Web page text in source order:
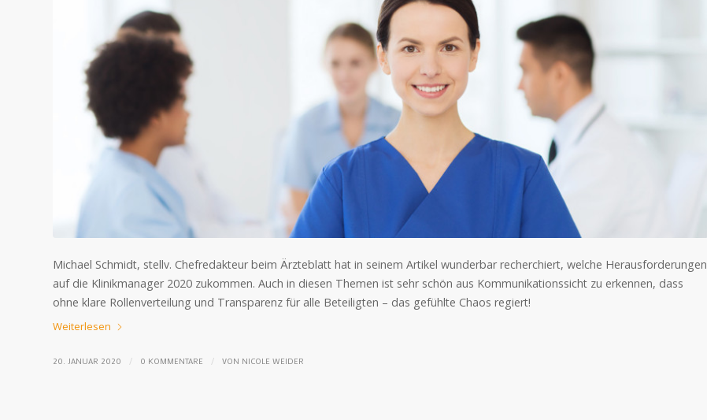
Michael Schmidt, stellv. Chefredakteur beim Ärzteblatt hat in seinem Artikel wunderbar recherchiert, welche Herausforderungen
auf die Klinikmanager 2020 zukommen. Auch in diesen Themen ist sehr schön aus Kommunikationssicht zu erkennen, dass
ohne klare Rollenverteilung und Transparenz für alle Beteiligten – das gefühlte Chaos regiert!
Weiterlesen
20. JANUAR 2020 / 0 KOMMENTARE / VON NICOLE WEIDER